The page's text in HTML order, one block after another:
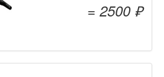
= 2500 ₽